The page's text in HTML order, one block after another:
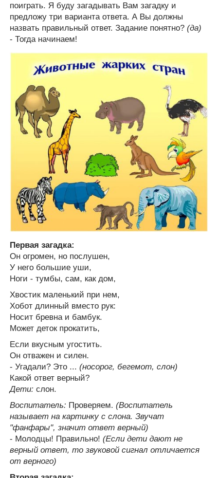
поиграть. Я буду загадывать Вам загадку и
предложу три варианта ответа. А Вы должны
назвать правильный ответ. Задание понятно? (да)
- Тогда начинаем!
Первая загадка:
Он огромен, но послушен,
У него большие уши,
Ноги - тумбы, сам, как дом,
Хвостик маленький при нем,
Хобот длинный вместо рук:
Носит бревна и бамбук.
Может деток прокатить,
Если вкусным угостить.
Он отважен и силен.
- Угадали? Это ... (носорог, бегемот, слон)
Какой ответ верный?
Дети: слон.
Воспитатель: Проверяем. (Воспитатель
называет на картинку с слона. Звучат
"фанфары", значит ответ верный)
- Молодцы! Правильно! (Если дети дают не
верный ответ, то звуковой сигнал отличается
от верного)